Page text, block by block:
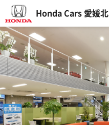
Honda Cars 愛媛北